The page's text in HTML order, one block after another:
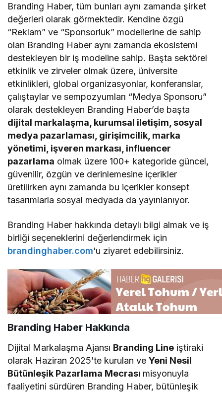
Branding Haber, tüm bunları aynı zamanda şirket
değerleri olarak görmektedir. Kendine özgü
“Reklam” ve “Sponsorluk” modellerine de sahip
olan Branding Haber aynı zamanda ekosistemi
destekleyen bir iş modeline sahip. Başta sektörel
etkinlik ve zirveler olmak üzere, üniversite
etkinlikleri, global organizasyonlar, konferanslar,
çalıştaylar ve sempozyumları “Medya Sponsoru”
olarak destekleyen Branding Haber’de başta
dijital markalaşma, kurumsal iletişim, sosyal
medya pazarlaması, girişimcilik, marka
yönetimi, işveren markası, influencer
pazarlama olmak üzere 100+ kategoride güncel,
güvenilir, özgün ve derinlemesine içerikler
üretilirken aynı zamanda bu içerikler konsept
tasarımlarla sosyal medyada da yayınlanıyor.
Branding Haber hakkında detaylı bilgi almak ve iş
birliği seçeneklerini değerlendirmek için
brandinghaber.com‘u ziyaret edebilirsiniz.
Branding Haber Hakkında
Dijital Markalaşma Ajansı Branding Line iştiraki
olarak Haziran 2025’te kurulan veYeni Nesil
Bütünleşik Pazarlama Mecrası misyonuyla
faaliyetini sürdüren Branding Haber, bütünleşik